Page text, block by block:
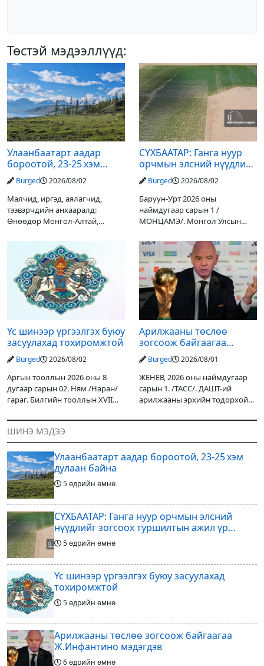
Төстэй мэдээллүүд:
Улаанбаатарт аадар
бороотой, 23-25 хэм
дулаан байна
Burged 2026/08/02
Малчид, иргэд, аялагчид,
тээвэрчдийн анхааралд:
Өнөөдөр Монгол-Алтай,
уулархаг нутгаар бороо, дуу
цахилгаантай аадар бороо
орох тул голуудын усны
түвшин нэмэгдэх, нөөлөг
СҮХБААТАР: Ганга нуур
орчмын элсний нүүдлийг
зогсоох туршилтын ажил
үр дүнгээ өгч эхэлжээ
Burged 2026/08/02
Баруун-Урт 2026 оны
наймдугаар сарын 1 /
МОНЦАМЭ/. Монгол Улсын
Дарьгангын Ганга нуурыг
сэргээн, хамгаалах төслийг
улсын төсвийн хөрөнгө
оруулалтаар хийж буй.
Төслийн
Үс шинээр үргээлгэх буюу
засуулахад тохиромжтой
Burged 2026/08/02
Аргын тооллын 2026 оны 8
дугаар сарын 02. Ням /Наран/
гараг. Билгийн тооллын XVII
гал Морин жилийн Зуны адаг
хөхөгчин хонь сарын шинийн
19, Адъяа /Асралт/
Арилжааны төслөө
зогсоож байгаагаа
Ж.Инфантино мэдэгдэв
Burged 2026/08/01
ЖЕНЕВ, 2026 оны наймдугаар
сарын 1. /ТАСС/. ДАШТ-ий
арилжааны эрхийн тодорхой
оруулагчдад худалдах
шийдвэрлэснээ ФИФА-гийн
ерөнхийлөгч Жанни
ШИНЭ МЭДЭЭ
Улаанбаатарт аадар бороотой, 23-25 хэм
дулаан байна
5 өдрийн өмнө
СҮХБААТАР: Ганга нуур орчмын элсний
нүүдлийг зогсоох туршилтын ажил үр
дүнгээ өгч эхэлжээ
5 өдрийн өмнө
Үс шинээр үргээлгэх буюу засуулахад
тохиромжтой
5 өдрийн өмнө
Арилжааны төслөө зогсоож байгаагаа
Ж.Инфантино мэдэгдэв
6 өдрийн өмнө